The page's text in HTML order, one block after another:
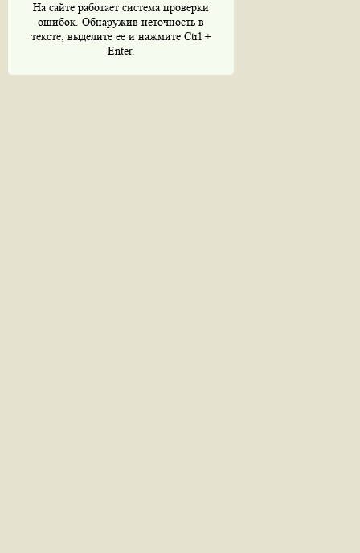
На сайте работает система проверки
ошибок. Обнаружив неточность в
тексте, выделите ее и нажмите Ctrl +
Enter.